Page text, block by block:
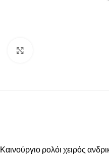
Καινούργιο ρολόι χειρός